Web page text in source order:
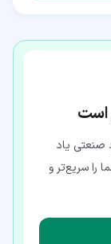
است
صنعتی یاد
را سریع‌تر و